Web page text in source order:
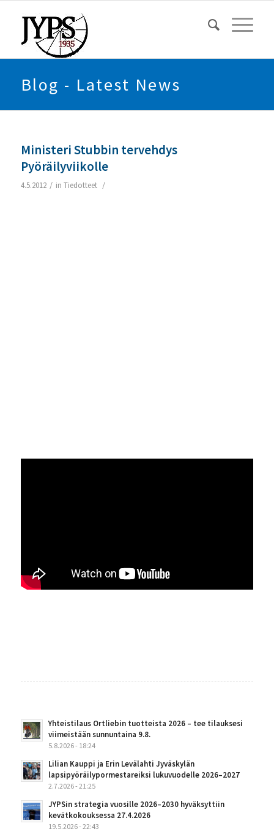
Blog - Latest News
Ministeri Stubbin tervehdys
Pyöräilyviikolle
4.5.2012 / in Tiedotteet /
Yhteistilaus Ortliebin tuotteista 2026 – tee tilauksesi
viimeistään sunnuntaina 9.8.
5.8.2026 - 18:24
Lilian Kauppi ja Erin Levälahti Jyväskylän
lapsipyöräilypormestareiksi lukuvuodelle 2026–2027
2.7.2026 - 21:25
JYPSin strategia vuosille 2026–2030 hyväksyttiin
kevätkokouksessa 27.4.2026
19.5.2026 - 22:43